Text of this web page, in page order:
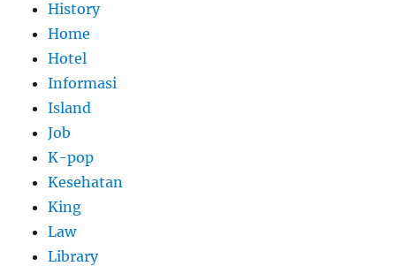
History
Home
Hotel
Informasi
Island
Job
K-pop
Kesehatan
King
Law
Library